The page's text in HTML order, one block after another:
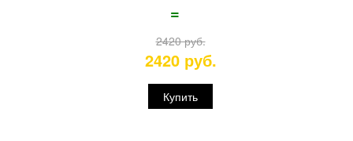
=
2420 руб.
2420 руб.
Купить